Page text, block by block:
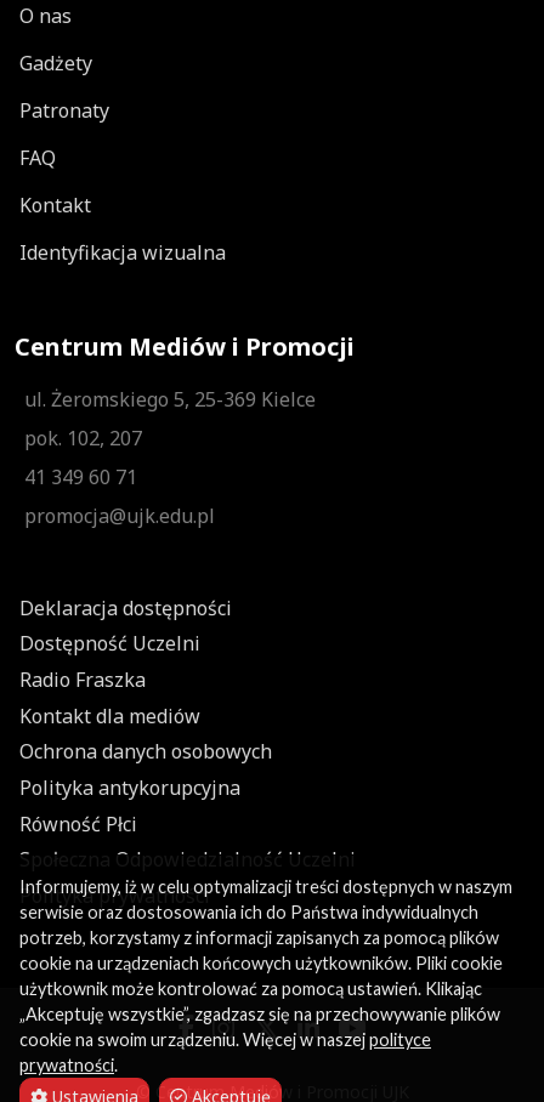
O nas
Gadżety
Patronaty
FAQ
Kontakt
Identyfikacja wizualna
Centrum Mediów i Promocji
ul. Żeromskiego 5, 25-369 Kielce
pok. 102, 207
41 349 60 71
promocja@ujk.edu.pl
Deklaracja dostępności
Dostępność Uczelni
Radio Fraszka
Kontakt dla mediów
Ochrona danych osobowych
Polityka antykorupcyjna
Równość Płci
Społeczna Odpowiedzialność Uczelni
Polityka prywatności
© Centrum Mediów i Promocji UJK
Informujemy, iż w celu optymalizacji treści dostępnych w naszym
serwisie oraz dostosowania ich do Państwa indywidualnych
potrzeb, korzystamy z informacji zapisanych za pomocą plików
cookie na urządzeniach końcowych użytkowników. Pliki cookie
użytkownik może kontrolować za pomocą ustawień. Klikając
„Akceptuję wszystkie”, zgadzasz się na przechowywanie plików
cookie na swoim urządzeniu. Więcej w naszejpolityce
prywatności.
Ustawienia Akceptuję